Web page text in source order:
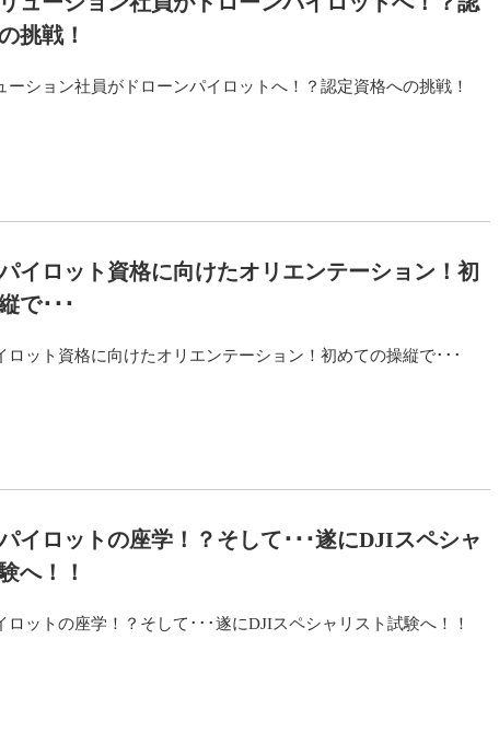
挑戦！
ーション社員がドローンパイロットへ！？認定資格への挑戦！
イロット資格に向けたオリエンテーション！初
で･･･
ロット資格に向けたオリエンテーション！初めての操縦で･･･
イロットの座学！？そして･･･遂にDJIスペシャ
へ！！
ロットの座学！？そして･･･遂にDJIスペシャリスト試験へ！！